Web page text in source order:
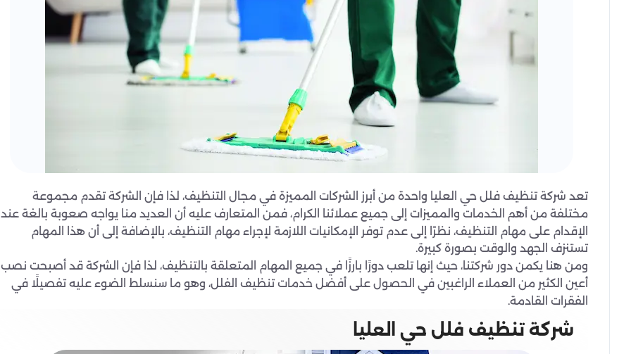
تعد شركة تنظيف فلل حي العليا واحدة من أبرز الشركات المميزة في مجال التنظيف، لذا فإن الشركة تقدم مجموعة
مختلفة من أهم الخدمات والمميزات إلى جميع عملائنا الكرام، فمن المتعارف عليه أن العديد منا يواجه صعوبة بالغة عند
الإقدام على مهام التنظيف، نظرًا إلى عدم توفر الإمكانيات اللازمة لإجراء مهام التنظيف، بالإضافة إلى أن هذا المهام
تستنزف الجهد والوقت بصورة كبيرة.
ومن هنا يكمن دور شركتنا، حيث إنها تلعب دورًا بارزًا في جميع المهام المتعلقة بالتنظيف، لذا فإن الشركة قد أصبحت نصب
أعين الكثير من العملاء الراغبين في الحصول على أفضل خدمات تنظيف الفلل، وهو ما سنسلط الضوء عليه تفصيلًا في
الفقرات القادمة.
شركة تنظيف فلل حي العليا